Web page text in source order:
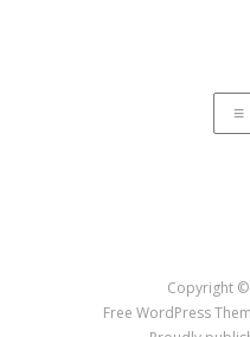
Copyright
Free WordPress